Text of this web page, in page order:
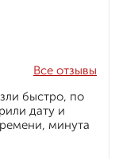
Все отзывы
быстро, по
дату и
минута